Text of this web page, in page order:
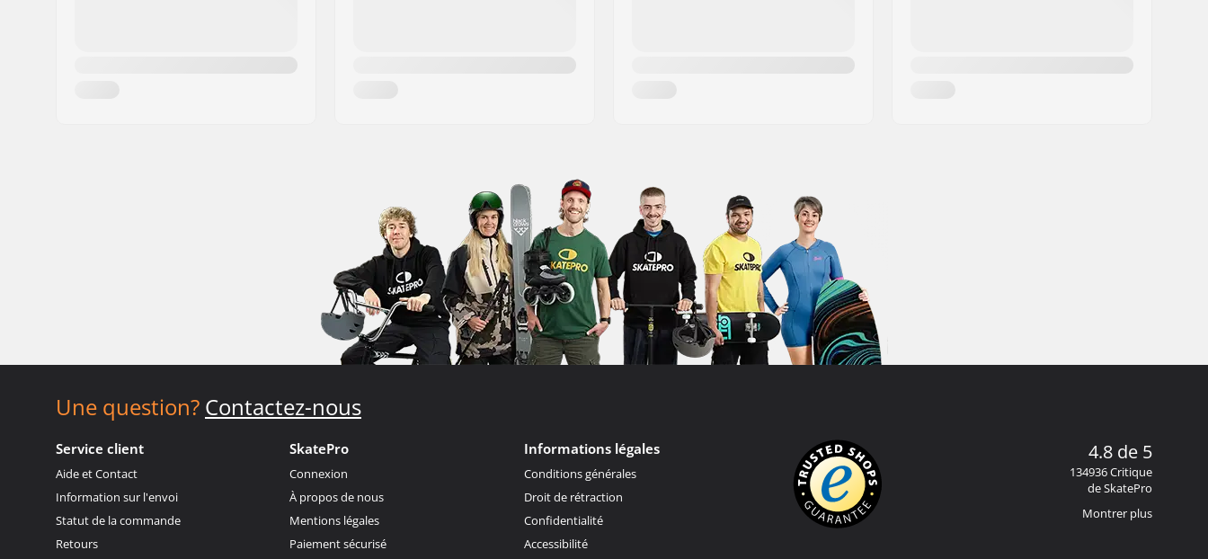
Une question? Contactez-nous
Service client
Aide et Contact
Information sur l'envoi
Statut de la commande
Retours
SkatePro
Connexion
À propos de nous
Mentions légales
Paiement sécurisé
Informations légales
Conditions générales
Droit de rétraction
Confidentialité
Accessibilité
4.8 de 5
134936 Critique
de SkatePro
Montrer plus